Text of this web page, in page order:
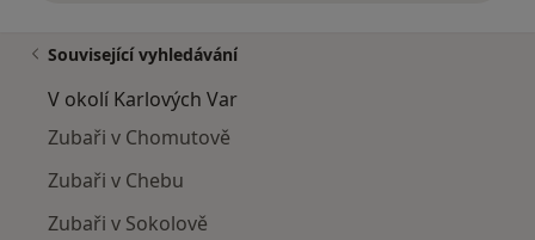
Související vyhledávání
V okolí Karlových Var
Zubaři v Chomutově
Zubaři v Chebu
Zubaři v Sokolově